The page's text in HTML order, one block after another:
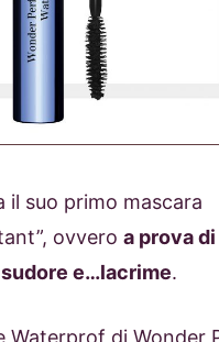
il suo primo mascara
ovvero a prova di
e…lacrime.
Waterprof di Wonder